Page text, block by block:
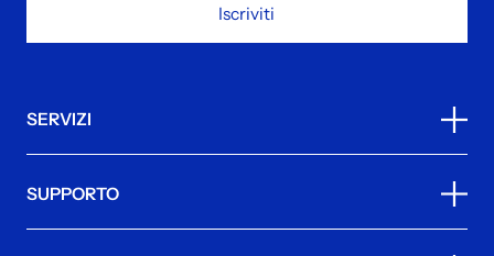
SERVIZI
SUPPORTO
Iscriviti